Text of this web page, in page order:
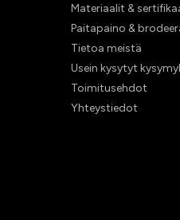
Materiaalit &
Paitapaino &
Tietoa meistä
Usein kysytyt
Toimitusehdot
Yhteystiedot